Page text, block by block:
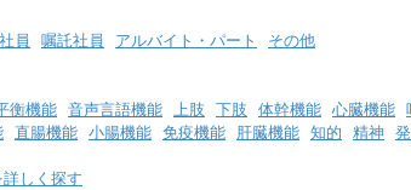
・試用期間中も給
員 嘱託社員 アルバイト・パート その他
衡機能 音声言語機能 上肢 下肢 体幹機能 心臓機能
直腸機能 小腸機能 免疫機能 肝臓機能 知的 精神
しく探す